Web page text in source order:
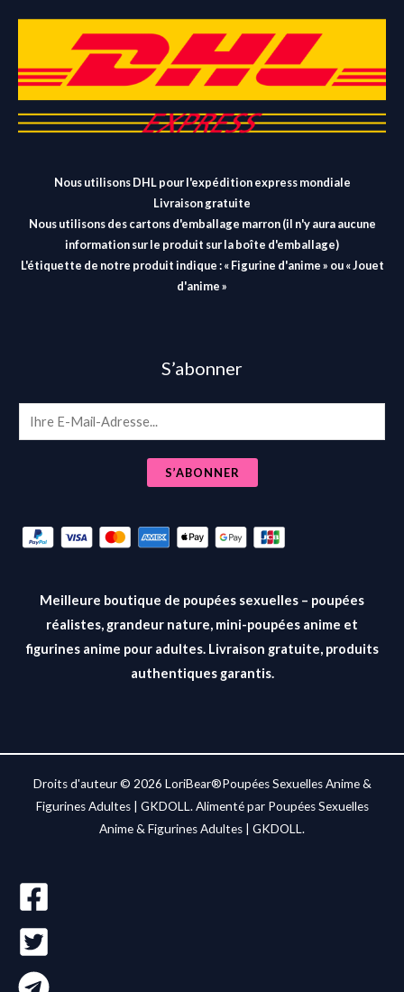
Nous utilisons DHL pour l'expédition express mondiale
Livraison gratuite
Nous utilisons des cartons d'emballage marron (il n'y aura aucune
information sur le produit sur la boîte d'emballage)
L'étiquette de notre produit indique : « Figurine d'anime » ou « Jouet
d'anime »
S’abonner
m
S’ABONNER
Meilleure boutique de poupées sexuelles – poupées
réalistes, grandeur nature, mini-poupées anime et
figurines anime pour adultes. Livraison gratuite, produits
authentiques garantis.
Droits d'auteur © 2026 LoriBear®Poupées Sexuelles Anime &
Figurines Adultes | GKDOLL. Alimenté par Poupées Sexuelles
Anime & Figurines Adultes | GKDOLL.